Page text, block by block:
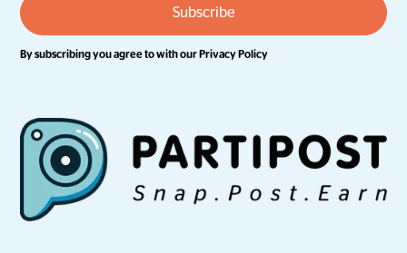
By subscribing you agree to with ourPrivacy Policy